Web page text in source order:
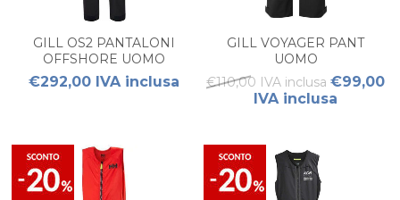
GILL OS2 PANTALONI
OFFSHORE UOMO
€292,00 IVA inclusa
GILL VOYAGER PANT
UOMO
€110,00 IVA inclusa €99,00
IVA inclusa